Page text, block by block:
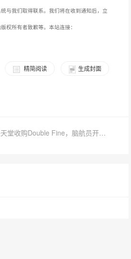
与我们取得联系。我们将在收到通知后，立
权所有者致歉等。本站连接：
生成封面
精简阅读
下一篇：玩家呼吁任天堂收购Double Fine，脑航员开发商陷关闭危机